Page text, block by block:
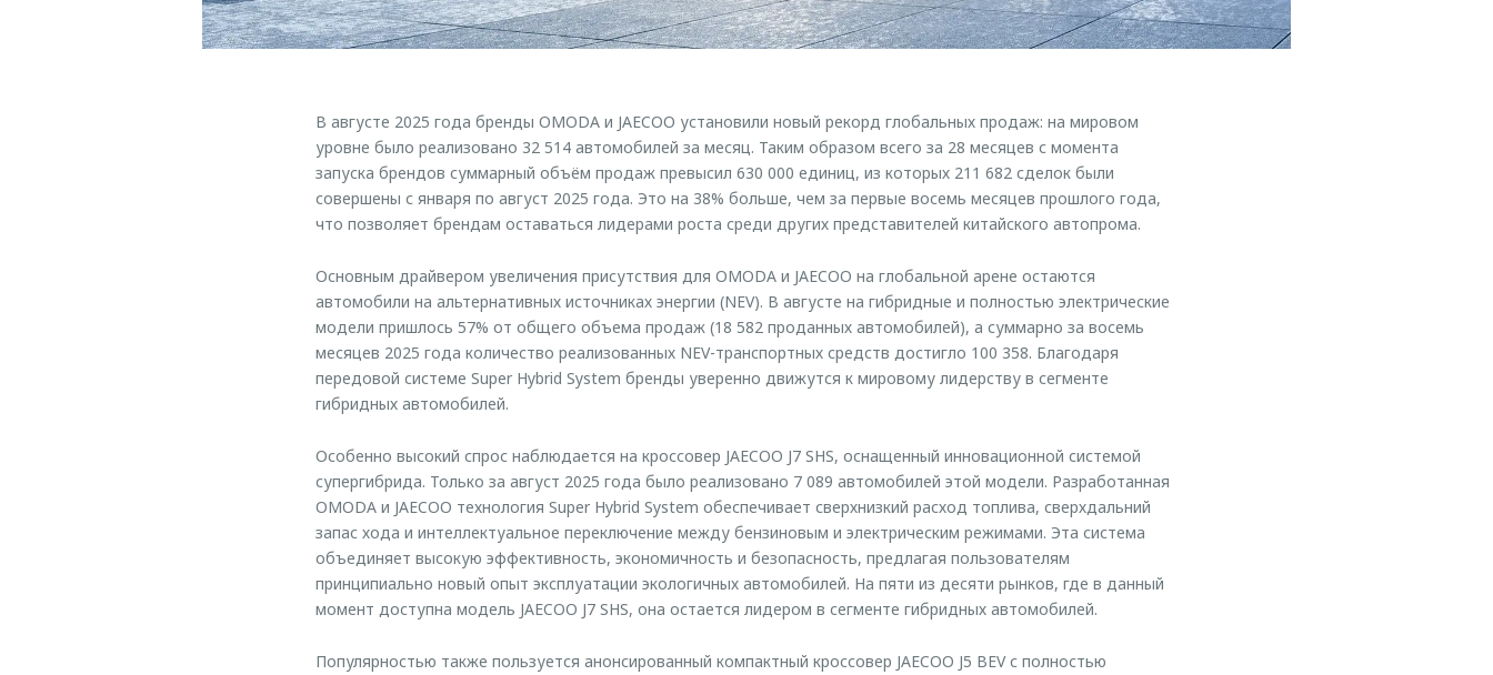
В августе 2025 года бренды OMODA и JAECOO установили новый рекорд глобальных продаж: на мировом
уровне было реализовано 32 514 автомобилей за месяц. Таким образом всего за 28 месяцев с момента
запуска брендов суммарный объём продаж превысил 630 000 единиц, из которых 211 682 сделок были
совершены с января по август 2025 года. Это на 38% больше, чем за первые восемь месяцев прошлого года,
что позволяет брендам оставаться лидерами роста среди других представителей китайского автопрома.
Основным драйвером увеличения присутствия для OMODA и JAECOO на глобальной арене остаются
автомобили на альтернативных источниках энергии (NEV). В августе на гибридные и полностью электрические
модели пришлось 57% от общего объема продаж (18 582 проданных автомобилей), а суммарно за восемь
месяцев 2025 года количество реализованных NEV-транспортных средств достигло 100 358. Благодаря
передовой системе Super Hybrid System бренды уверенно движутся к мировому лидерству в сегменте
гибридных автомобилей.
Особенно высокий спрос наблюдается на кроссовер JAECOO J7 SHS, оснащенный инновационной системой
супергибрида. Только за август 2025 года было реализовано 7 089 автомобилей этой модели. Разработанная
OMODA и JAECOO технология Super Hybrid System обеспечивает сверхнизкий расход топлива, сверхдальний
запас хода и интеллектуальное переключение между бензиновым и электрическим режимами. Эта система
объединяет высокую эффективность, экономичность и безопасность, предлагая пользователям
принципиально новый опыт эксплуатации экологичных автомобилей. На пяти из десяти рынков, где в данный
момент доступна модель JAECOO J7 SHS, она остается лидером в сегменте гибридных автомобилей.
Популярностью также пользуется анонсированный компактный кроссовер JAECOO J5 BEV с полностью